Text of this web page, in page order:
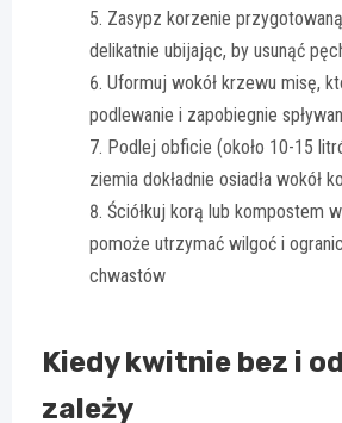
Zasypz korzenie
delikatnie ubijając, by usunąć
Uformuj wokół krzewu misę,
podlewanie i zapobiegnie
Podlej obficie (około 10-15
ziemia dokładnie osiadła wokół
Ściółkuj korą lub kompostem
pomoże utrzymać wilgoć i
chwastów
Kiedy kwitnie bez i
zależy